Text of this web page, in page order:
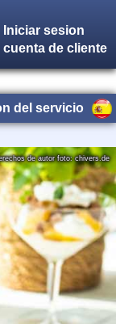
Iniciar sesion
cuenta de cliente
del servicio
de autor foto: chivers.de